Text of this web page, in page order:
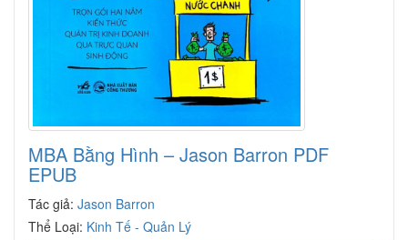
MBA Bằng Hình – Jason Barron PDF
EPUB
Tác giả: Jason Barron
Thể Loại: Kinh Tế - Quản Lý